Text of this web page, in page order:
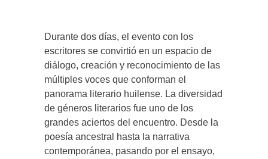
Durante dos días, el evento con los
escritores se convirtió en un espacio de
diálogo, creación y reconocimiento de las
múltiples voces que conforman el
panorama literario huilense. La diversidad
de géneros literarios fue uno de los
grandes aciertos del encuentro. Desde la
poesía ancestral hasta la narrativa
contemporánea, pasando por el ensayo,